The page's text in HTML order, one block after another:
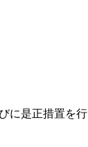
に是正措置を行